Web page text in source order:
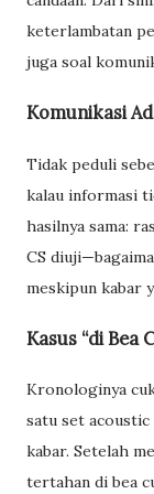
keterlambatan
juga soal
Komunikasi
Tidak peduli
kalau informasi
hasilnya sama:
CS
meskipun kabar
Kasus “di Bea
Kronologinya
satu set acoustic
kabar. Setelah
tertahan di bea